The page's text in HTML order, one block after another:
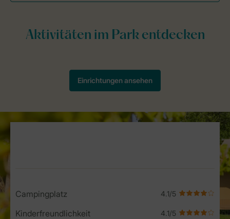
Service Rating from our guests
Campingplatz
Kinderfreundlichkeit